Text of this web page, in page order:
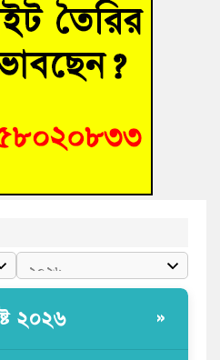
বিচার করেন, জনগণ আপনাদের
জুলাই গণঅভ্যুত্থান দিবসের
১১ শিক্ষককে ঘিরে ফ্যাক্ট-
২০২৬ »